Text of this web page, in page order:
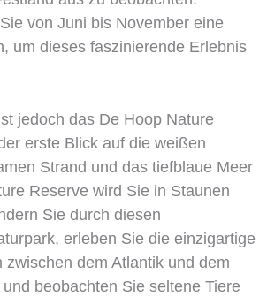
von Juni bis November eine
um dieses faszinierende Erlebnis
jedoch das De Hoop Nature
erste Blick auf die weißen
Strand und das tiefblaue Meer
Reserve wird Sie in Staunen
Sie durch diesen
erleben Sie die einzigartige
zwischen dem Atlantik und dem
beobachten Sie seltene Tiere